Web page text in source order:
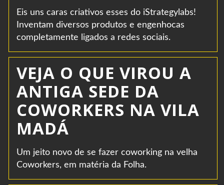
Eis uns caras criativos esses do iStrategylabs!
Inventam diversos produtos e engenhocas
completamente ligados a redes sociais.
VEJA O QUE VIROU A
ANTIGA SEDE DA
COWORKERS NA VILA
MADÁ
Um jeito novo de se fazer coworking na velha
Coworkers, em matéria da Folha.